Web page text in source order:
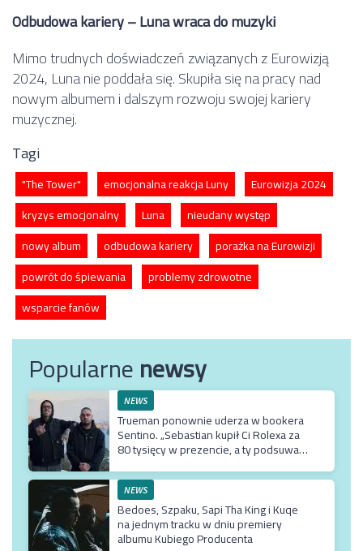
Odbudowa kariery – Luna wraca do muzyki
Mimo trudnych doświadczeń związanych z Eurowizją
2024, Luna nie poddała się. Skupiła się na pracy nad
nowym albumem i dalszym rozwoju swojej kariery
muzycznej.
Tagi
"The Tower" emocjonalna reakcja Luny
Eurowizja 2024
kryzys emocjonalny
Luna
nieudany występ
nowy album
odbudowa kariery
porażka na Eurowizji
powrót do śpiewania
problemy zdrowotne
wsparcie fanów
Popularnenewsy
NEWS
Trueman ponownie uderza w bookera
Sentino. „Sebastian kupił Ci Rolexa za
80 tysięcy w prezencie, a ty podsuwasz
NEWS
Bedoes, Szpaku, Sapi Tha King i Kuqe
na jednym tracku w dniu premiery
albumu Kubiego Producenta